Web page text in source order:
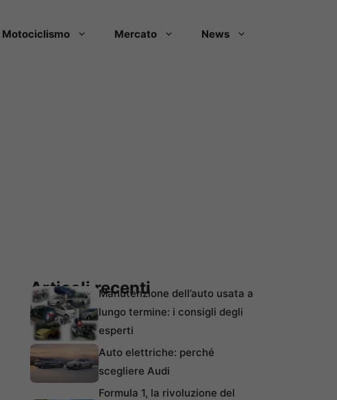
Motociclismo Mercato News
Articoli recentiManutenzione dell’auto usata a
lungo termine: i consigli degli
esperti
Auto elettriche: perché
scegliere Audi
Formula 1, la rivoluzione del